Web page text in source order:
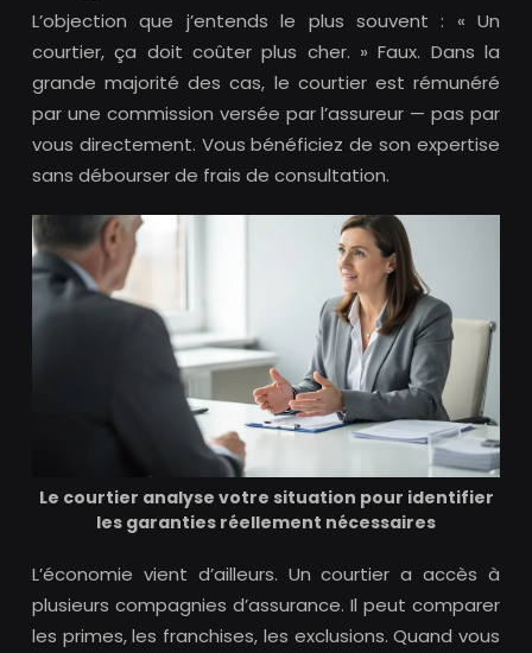
L’objection que j’entends le plus souvent : « Un
courtier, ça doit coûter plus cher. » Faux. Dans la
grande majorité des cas, le courtier est rémunéré
par une commission versée par l’assureur — pas par
vous directement. Vous bénéficiez de son expertise
sans débourser de frais de consultation.
Le courtier analyse votre situation pour identifier
les garanties réellement nécessaires
L’économie vient d’ailleurs. Un courtier a accès à
plusieurs compagnies d’assurance. Il peut comparer
les primes, les franchises, les exclusions. Quand vous